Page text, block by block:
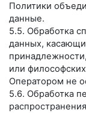
Политики
данные.
5.5. Обработка
данных,
или
Оператором не
5.6. Обработка